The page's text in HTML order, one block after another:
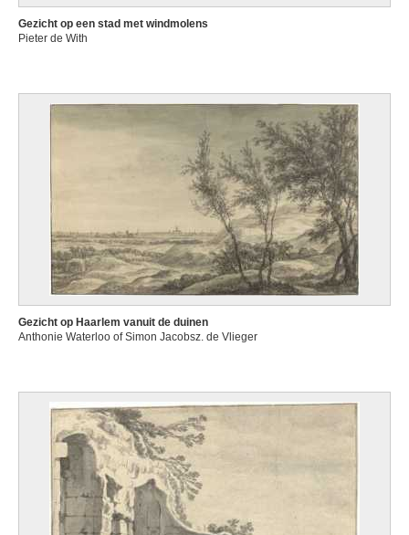
Gezicht op een stad met windmolens
Pieter de With
Gezicht op Haarlem vanuit de duinen
Anthonie Waterloo of Simon Jacobsz. de Vlieger